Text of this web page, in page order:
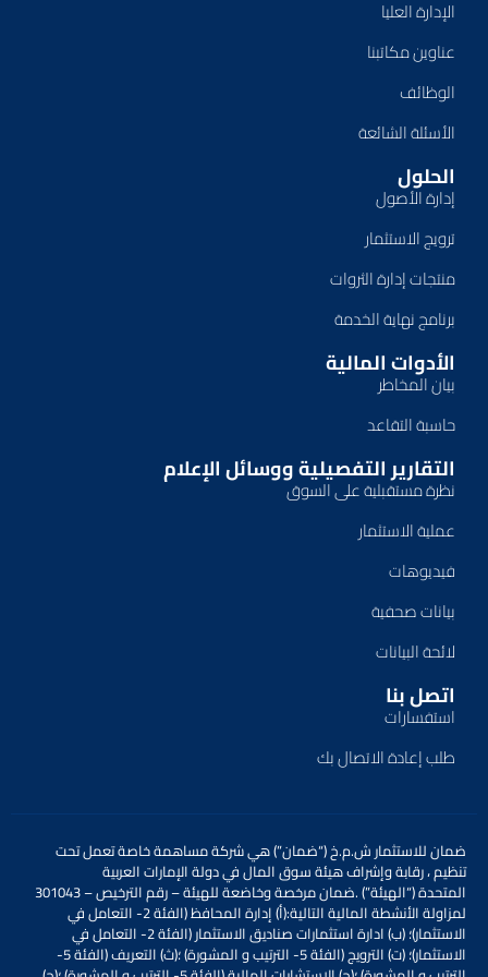
الإدارة العليا
عناوين مكاتبنا
الوظائف
الأسئلة الشائعة
الحلول
إدارة الأصول
ترويج الاستثمار
منتجات إدارة الثروات
برنامج نهاية الخدمة
الأدوات المالية
بيان المخاطر
حاسبة التقاعد
التقارير التفصيلية ووسائل الإعلام
نظرة مستقبلية على السوق
عملية الاستثمار
فيديوهات
بيانات صحفية
لائحة البيانات
اتصل بنا
استفسارات
طلب إعادة الاتصال بك
ضمان للاستثمار ش.م.خ (“ضمان”) هي شركة مساهمة خاصة تعمل تحت
تنظيم،رقابة وإشرافهيئة سوق المالفي دولة الإمارات العربية
المتحدة(“الهيئة”). ضمان مرخصة وخاضعة للهيئة – رقم الترخيص – 301043
لمزاولة الأنشطة المالية التالية: (أ) إدارة المحافظ (الفئة 2- التعامل في
الاستثمار)؛ (ب) ادارة استثمارات صناديق الاستثمار (الفئة 2- التعامل في
الاستثمار)؛ (ت) الترويج (الفئة 5- الترتيب و المشورة) ؛(ث) التعريف (الفئة 5-